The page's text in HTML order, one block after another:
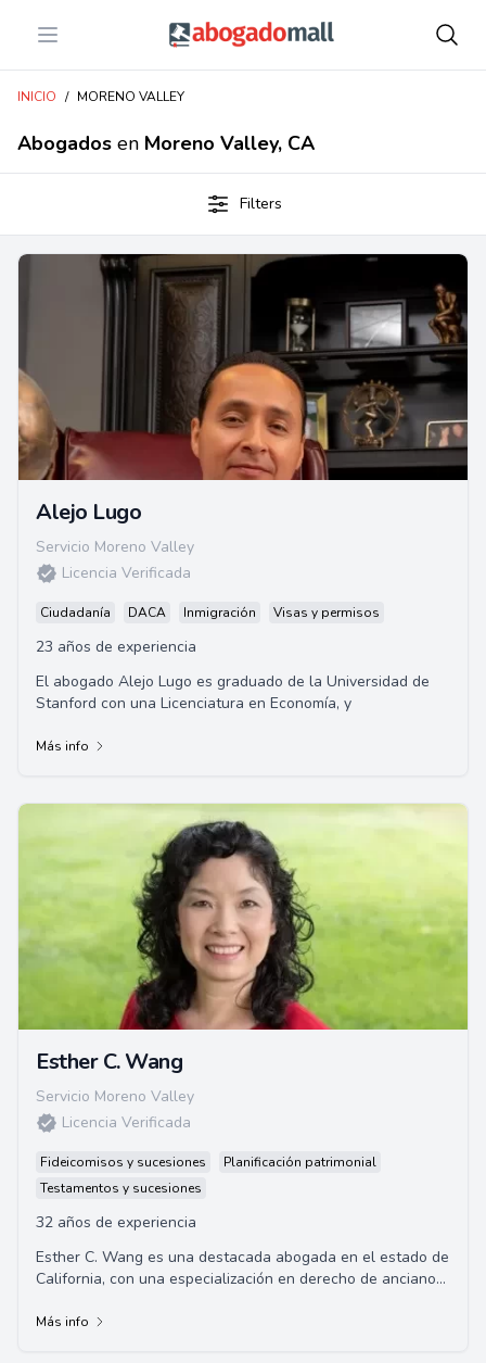
Open menu Abogadomall
INICIO / MORENO VALLEY
Abogados en Moreno Valley, CA
Filters
Alejo Lugo
Servicio Moreno Valley
Licencia Verificada
Ciudadanía DACA Inmigración Visas y permisos
23 años de experiencia
El abogado Alejo Lugo es graduado de la Universidad de
Stanford con una Licenciatura en Economía, y
Más info
Esther C. Wang
Servicio Moreno Valley
Licencia Verificada
Fideicomisos y sucesiones
Planificación patrimonial
Testamentos y sucesiones
32 años de experiencia
Esther C. Wang es una destacada abogada en el estado de
California, con una especialización en derecho de ancianos
Más info